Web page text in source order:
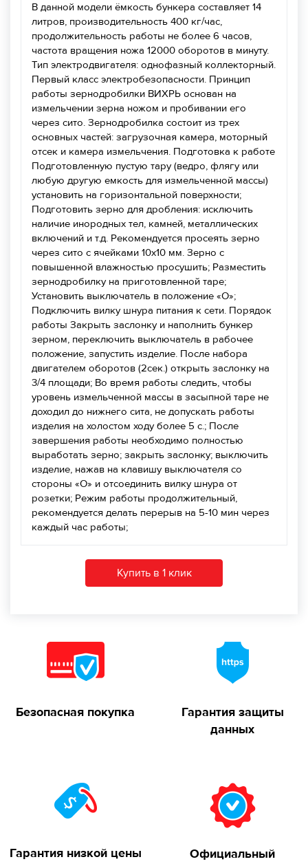
В данной модели ёмкость бункера составляет 14
литров, производительность 400 кг/час,
продолжительность работы не более 6 часов,
частота вращения ножа 12000 оборотов в минуту.
Тип электродвигателя: однофазный коллекторный.
Первый класс электробезопасности. Принцип
работы зернодробилки ВИХРЬ основан на
измельчении зерна ножом и пробивании его
через сито. Зернодробилка состоит из трех
основных частей: загрузочная камера, моторный
отсек и камера измельчения. Подготовка к работе
Подготовленную пустую тару (ведро, флягу или
любую другую емкость для измельченной массы)
установить на горизонтальной поверхности;
Подготовить зерно для дробления: исключить
наличие инородных тел, камней, металлических
включений и т.д. Рекомендуется просеять зерно
через сито с ячейками 10х10 мм. Зерно с
повышенной влажностью просушить; Разместить
зернодробилку на приготовленной таре;
Установить выключатель в положение «О»;
Подключить вилку шнура питания к сети. Порядок
работы Закрыть заслонку и наполнить бункер
зерном, переключить выключатель в рабочее
положение, запустить изделие. После набора
двигателем оборотов (2сек.) открыть заслонку на
3/4 площади; Во время работы следить, чтобы
уровень измельченной массы в засыпной таре не
доходил до нижнего сита, не допускать работы
изделия на холостом ходу более 5 с.; После
завершения работы необходимо полностью
выработать зерно; закрыть заслонку; выключить
изделие, нажав на клавишу выключателя со
стороны «О» и отсоединить вилку шнура от
розетки; Режим работы продолжительный,
рекомендуется делать перерыв на 5-10 мин через
каждый час работы;
Купить в 1 клик
Безопасная покупка
Гарантия защиты
данных
Гарантия низкой цены
Официальный